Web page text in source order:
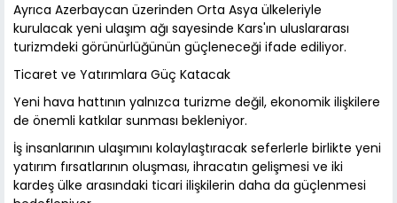
Ayrıca Azerbaycan üzerinden Orta Asya ülkeleriyle
kurulacak yeni ulaşım ağı sayesinde Kars'ın uluslararası
turizmdeki görünürlüğünün güçleneceği ifade ediliyor.
Ticaret ve Yatırımlara Güç Katacak
Yeni hava hattının yalnızca turizme değil, ekonomik ilişkilere
de önemli katkılar sunması bekleniyor.
İş insanlarının ulaşımını kolaylaştıracak seferlerle birlikte yeni
yatırım fırsatlarının oluşması, ihracatın gelişmesi ve iki
kardeş ülke arasındaki ticari ilişkilerin daha da güçlenmesi